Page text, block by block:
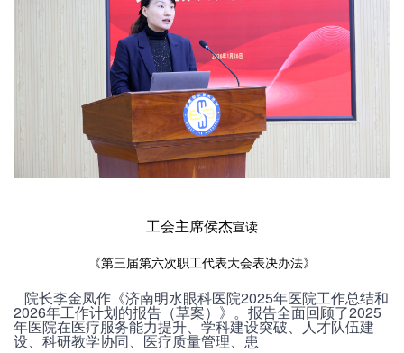
工会主席侯杰宣读
《第三届第六次职工代表大会表决办法》
院长李金凤作《济南明水眼科医院2025年医院工作总结和
2026年工作计划的报告（草案）》。报告全面回顾了2025
年医院在医疗服务能力提升、学科建设突破、人才队伍建
设、科研教学协同、医疗质量管理、患